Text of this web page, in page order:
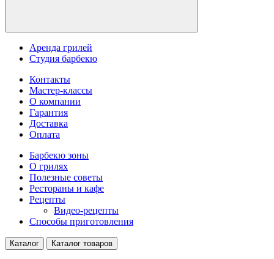
Аренда грилей
Студия барбекю
Контакты
Мастер-классы
О компании
Гарантия
Доставка
Оплата
Барбекю зоны
О грилях
Полезные советы
Рестораны и кафе
Рецепты
Видео-рецепты
Способы приготовления
Каталог Каталог товаров